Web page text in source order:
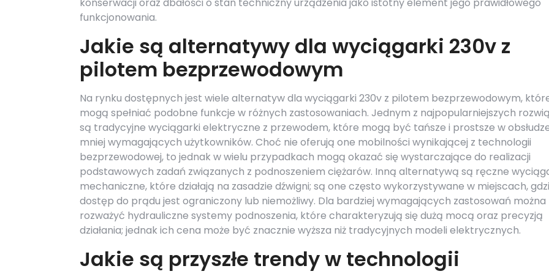
funkcjonowania.
Jakie są alternatywy dla wyciągarki 230v z
pilotem bezprzewodowym
Na rynku dostępnych jest wiele alternatyw dla wyciągarki 230v z pilotem bezprzewodowym,
mogą spełniać podobne funkcje w różnych zastosowaniach. Jednym z najpopularniejszych
są tradycyjne wyciągarki elektryczne z przewodem, które mogą być tańsze i prostsze w
mniej wymagających użytkowników. Choć nie oferują one mobilności wynikającej z technologii
bezprzewodowej, to jednak w wielu przypadkach mogą okazać się wystarczające do realizacji
podstawowych zadań związanych z podnoszeniem ciężarów. Inną alternatywą są ręczne
mechaniczne, które działają na zasadzie dźwigni; są one często wykorzystywane w miejscach,
dostęp do prądu jest ograniczony lub niemożliwy. Dla bardziej wymagających zastosowań można
rozważyć hydrauliczne systemy podnoszenia, które charakteryzują się dużą mocą oraz precyzją
działania; jednak ich cena może być znacznie wyższa niż tradycyjnych modeli elektrycznych.
Jakie są przyszłe trendy w technologii